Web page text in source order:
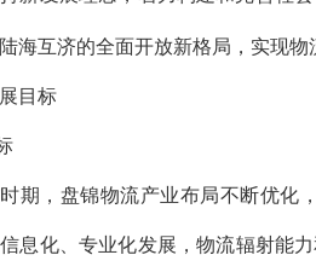
海互济的全面开放新格局，实现
目标
，盘锦物流产业布局不断优化，
息化、专业化发展，物流辐射能